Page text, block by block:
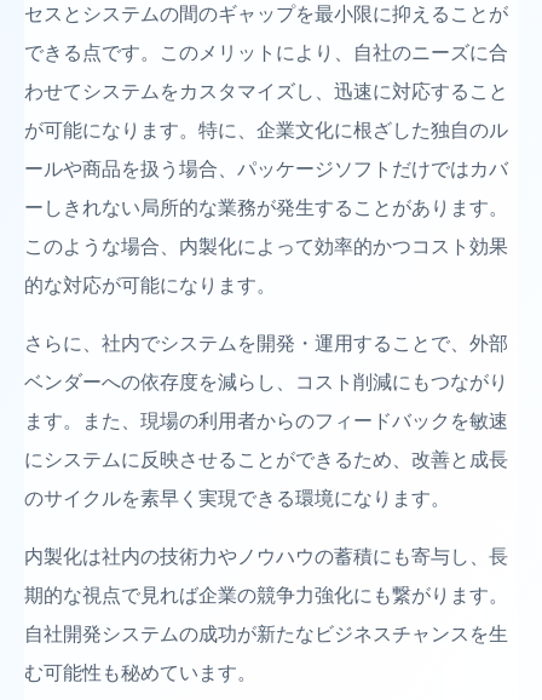
セスとシステムの間のギャップを最小限に抑えることが
できる点です。このメリットにより、自社のニーズに合
わせてシステムをカスタマイズし、迅速に対応すること
が可能になります。特に、企業文化に根ざした独自のル
ールや商品を扱う場合、パッケージソフトだけではカバ
ーしきれない局所的な業務が発生することがあります。
このような場合、内製化によって効率的かつコスト効果
的な対応が可能になります。
さらに、社内でシステムを開発・運用することで、外部
ベンダーへの依存度を減らし、コスト削減にもつながり
ます。また、現場の利用者からのフィードバックを敏速
にシステムに反映させることができるため、改善と成長
のサイクルを素早く実現できる環境になります。
内製化は社内の技術力やノウハウの蓄積にも寄与し、長
期的な視点で見れば企業の競争力強化にも繋がります。
自社開発システムの成功が新たなビジネスチャンスを生
む可能性も秘めています。